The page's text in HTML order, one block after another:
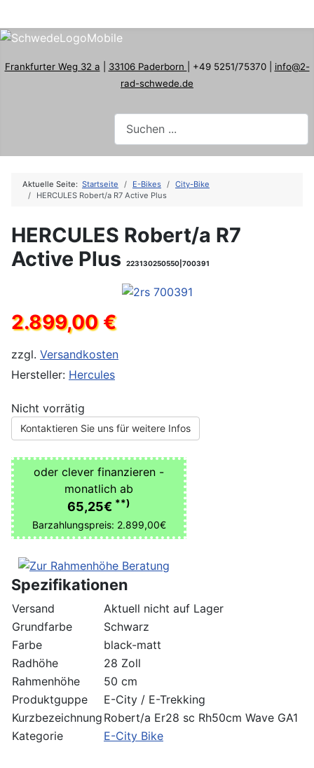
Frankfurter Weg 32 a 33106 Paderborn | +49 5251/75370 | info@2-
rad-schwede.de
Aktuelle Seite: Startseite E-Bikes
City-Bike
HERCULES Robert/a R7 Active Plus
HERCULES Robert/a R7
Active Plus
223130250550|700391
2.899,00 €
zzgl. Versandkosten
Hersteller: Hercules
Nicht vorrätig
Kontaktieren Sie uns für weitere Infos
oder clever finanzieren -
monatlich ab
65,25€ **)
Barzahlungspreis: 2.899,00€
Spezifikationen
Versand
Aktuell nicht auf Lager
Grundfarbe
Schwarz
Farbe
black-matt
Radhöhe
28 Zoll
Rahmenhöhe
50 cm
Produktguppe
E-City / E-Trekking
Kurzbezeichnung Robert/a Er28 sc Rh50cm Wave GA1
Kategorie
E-City Bike